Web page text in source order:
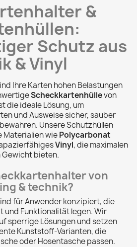
&
Schutz aus
& Vinyl
Ihre Karten hohen Belastungen
Scheckkartenhüllevon
die ideale Lösung, um
und Ausweise sicher, sauber
Unsere Schutzhüllen
Materialien wiePolycarbonat
Vinyl, die maximalen
Gewicht bieten.
von
& technik?
für Anwender konzipiert, die
und Funktionalität legen. Wir
sperrige Lösungen und setzen
Kunststoff-Varianten, die
oder Hosentasche passen.